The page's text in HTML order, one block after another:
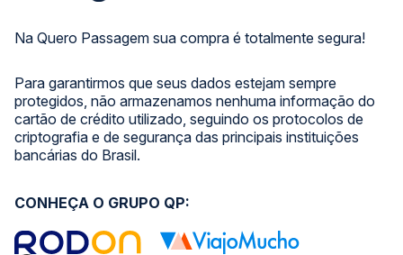
Na Quero Passagem sua compra é totalmente segura!
Para garantirmos que seus dados estejam sempre
protegidos, não armazenamos nenhuma informação do
cartão de crédito utilizado, seguindo os protocolos de
criptografia e de segurança das principais instituições
bancárias do Brasil.
CONHEÇA O GRUPO QP: